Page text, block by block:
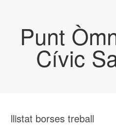
Punt
Cívic
llistat borses treball